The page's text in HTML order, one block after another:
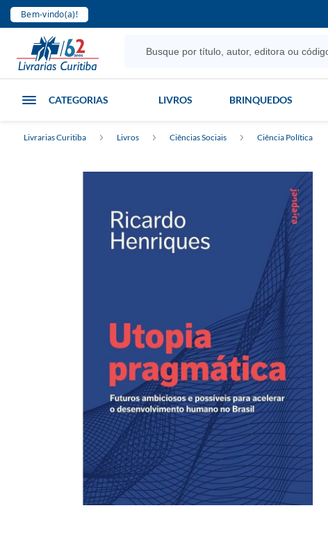
Bem-vindo(a)!
CATEGORIAS LIVROS BRINQUEDOS
Livrarias Curitiba Livros Ciências Sociais Ciência Política